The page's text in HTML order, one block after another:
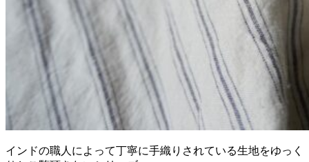
インドの職人によって丁寧に手織りされている生地をゆっく